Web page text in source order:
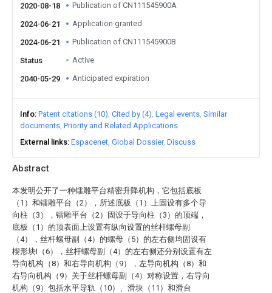
Abstract
本发明公开了一种镭雕平台精密升降机构，它包括底板
（1）和镭雕平台（2），所述底板（1）上固设有多个导
向柱（3），镭雕平台（2）固设于导向柱（3）的顶端，
底板（1）的顶表面上设置有纵向设置的丝杆螺母副
（4），丝杆螺母副（4）的螺母（5）的左右侧均固设有
楔形块I（6），丝杆螺母副（4）的左右侧还分别设置有左
导向机构（8）和右导向机构（9），左导向机构（8）和
右导向机构（9）关于丝杆螺母副（4）对称设置，右导向
机构（9）包括水平导轨（10）、滑块（11）和滑台
2020-08-18 Publication of CN111545900A
2024-06-21 Application granted
2024-06-21 Publication of CN111545900B
Status Active
2040-05-29 Anticipated expiration
Info Patent citations (10) Cited by (4) Legal events Similar
documents Priority and Related Applications
External links Espacenet Global Dossier Discuss